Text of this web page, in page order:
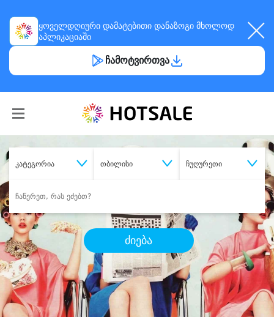
ყოველდღიური დამატებითი დანაზოგი მხოლოდ
აპლიკაციაში
ჩამოტვირთვა
კატეგორია თბილისი ჩუღურეთი
ძიება
შეიძინესასურველი მომსახურება
დიდი დანაზოგით